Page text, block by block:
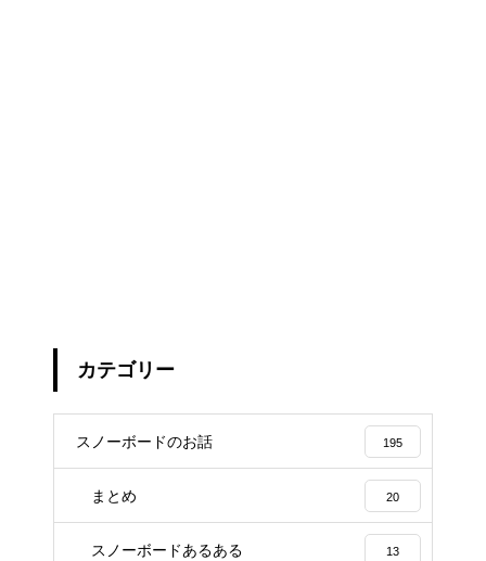
カテゴリー
スノーボードのお話 195
まとめ 20
スノーボードあるある 13